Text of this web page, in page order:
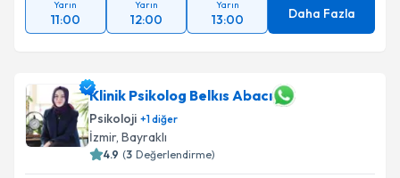
Yarın
11:00
Yarın
12:00
Yarın
13:00 Daha Fazla
Klinik Psikolog Belkıs Abacı
Psikoloji +1diğer
İzmir, Bayraklı
4.9 (3 Değerlendirme)